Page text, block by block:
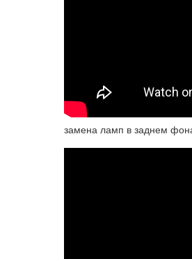
замена ламп в заднем